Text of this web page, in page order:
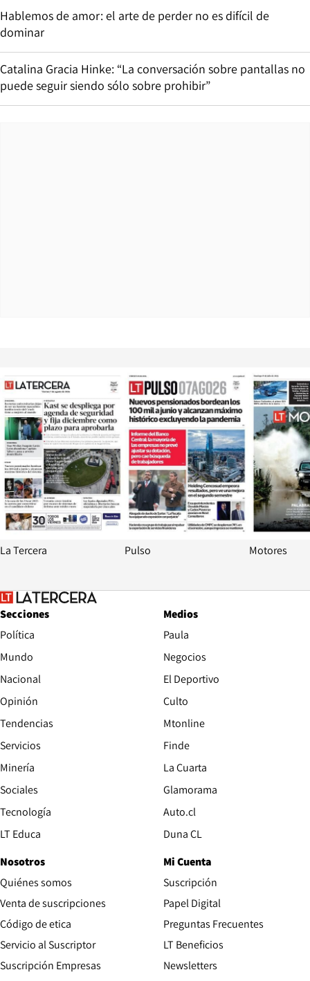
Hablemos de amor: el arte de perder no es difícil de
dominar
Catalina Gracia Hinke: “La conversación sobre pantallas no
puede seguir siendo sólo sobre prohibir”
Opens in new window
La Tercera
Opens in
Pulso Motores
Secciones
Política
Mundo
Nacional
Opinión
Tendencias
Servicios
Minería
Sociales
Tecnología
LT Educa
Medios
Paula
Negocios
El Deportivo
Culto
Mtonline
Finde
La Cuarta
Glamorama
Auto.cl
Duna CL
Nosotros
Quiénes somos
Venta de suscripciones
Código de etica Opens in new window
Servicio al Suscriptor
Suscripción Empresas
Mi Cuenta
Suscripción
Papel Digital
Preguntas Frecuentes
LT Beneficios
Newsletters